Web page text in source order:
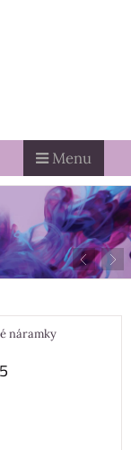
Menu
náramky